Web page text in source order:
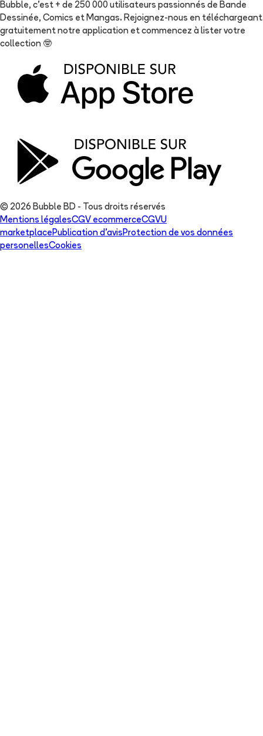
Bubble, c'est + de 250 000 utilisateurs passionnés de Bande
Dessinée, Comics et Mangas. Rejoignez-nous en téléchargeant
gratuitement notre application et commencez à lister votre
collection 🤓
© 2026 Bubble BD - Tous droits réservés
Mentions légalesCGV ecommerceCGVU
marketplacePublication d'avisProtection de vos données
personellesCookies